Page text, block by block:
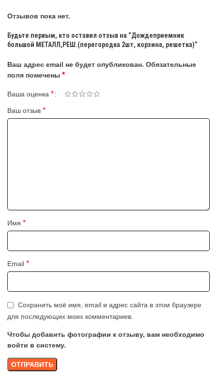
Отзывов пока нет.
Будьте первым, кто оставил отзыв на “Дождеприемник
большой МЕТАЛЛ,РЕШ.(перегородка 2шт, корзина, решетка)”
Ваш адрес email не будет опубликован. Обязательные
поля помечены *
Ваша оценка *
Ваш отзыв *
Имя *
Email *
Сохранить моё имя, email и адрес сайта в этом браузере
для последующих моих комментариев.
Чтобы добавить фотографии к отзыву, вам необходимо
войти в систему.